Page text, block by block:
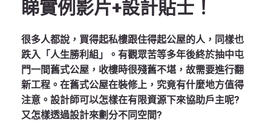
睇實例影片+設計貼士！
很多人都說，買得起私樓跟住得起公屋的人，同樣也
跌入「人生勝利組」。有觀眾苦等多年後終於抽中屯
門一間舊式公屋，收樓時很殘舊不堪，故需要進行翻
新工程。在舊式公屋在裝修上，究竟有什麼地方值得
注意。設計師可以怎樣在有限資源下來協助戶主呢?
又怎樣透過設計來劃分不同空間?